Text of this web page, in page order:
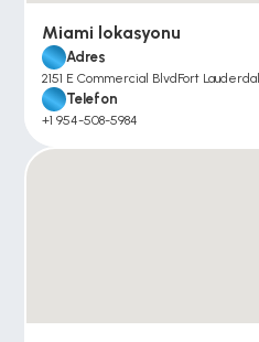
Miami lokasyonu
Adres
2151 E Commercial BlvdFort
Telefon
+1 954-508-5984